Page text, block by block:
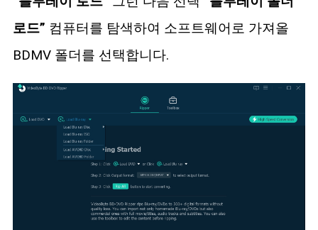
로드” 컴퓨터를 탐색하여 소프트웨어로 가져올
BDMV 폴더를 선택합니다.